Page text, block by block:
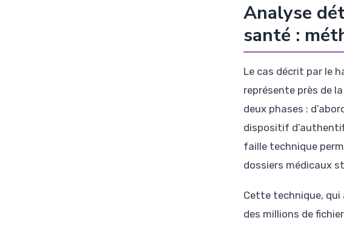
Analyse
santé :
Le cas décrit par le
représente près de
deux phases :
dispositif
faille technique
dossiers médicaux
Cette technique, qui
des millions de